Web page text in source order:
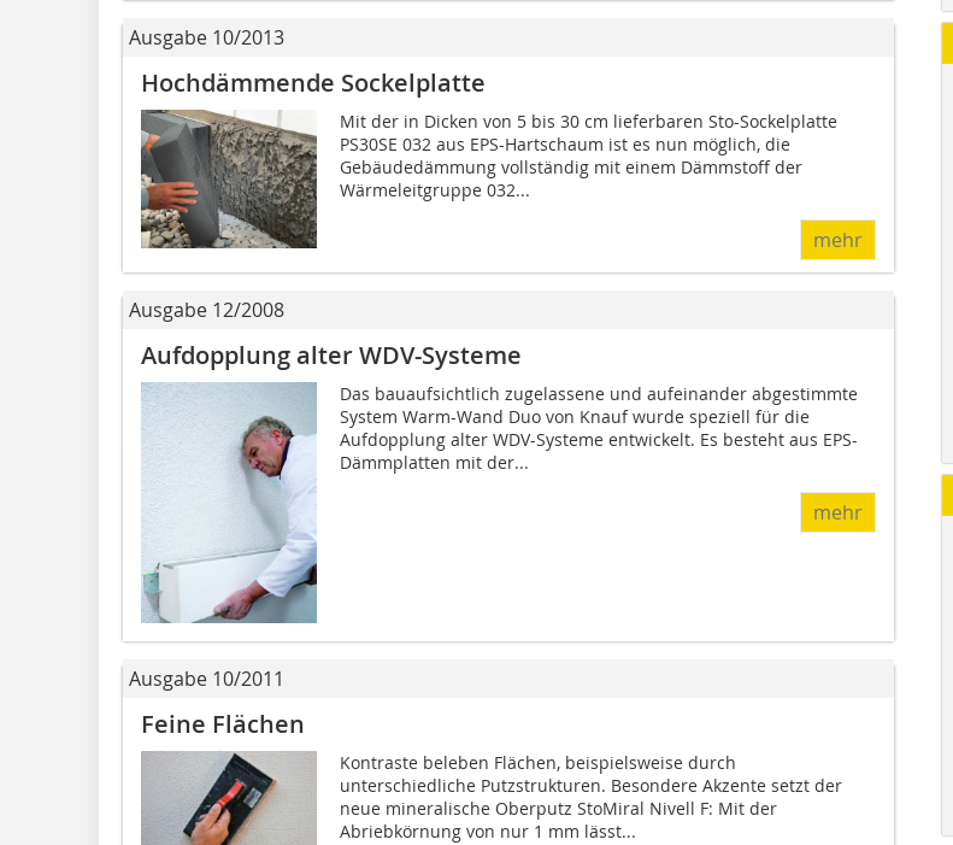
Ausgabe 10/2013
Hochdämmende Sockelplatte
Mit der in Dicken von 5 bis 30 cm lieferbaren Sto-Sockelplatte
PS30SE 032 aus EPS-Hartschaum ist es nun möglich, die
Gebäudedämmung vollständig mit einem Dämmstoff der
Wärmeleitgruppe 032...
mehr
Ausgabe 12/2008
Aufdopplung alter WDV-Systeme
Das bauaufsichtlich zugelassene und aufeinander abgestimmte
System Warm-Wand Duo von Knauf wurde speziell für die
Aufdopplung alter WDV-Systeme entwickelt. Es besteht aus EPS-
Dämmplatten mit der...
mehr
Ausgabe 10/2011
Feine Flächen
Kontraste beleben Flächen, beispielsweise durch
unterschiedliche Putzstrukturen. Besondere Akzente setzt der
neue mineralische Oberputz StoMiral Nivell F: Mit der
Abriebkörnung von nur 1 mm lässt...